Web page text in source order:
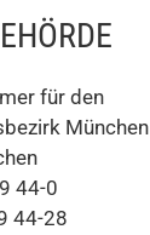
für den
München
44-0
44-28